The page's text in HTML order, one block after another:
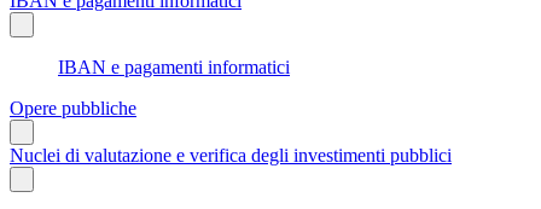
IBAN e pagamenti informatici
Opere pubbliche
Nuclei di valutazione e verifica degli investimenti pubblici